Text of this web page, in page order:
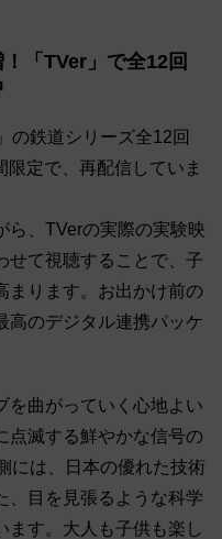
「TVer」で全12回
の鉄道シリーズ全12回
定で、再配信していま
ら、TVerの実際の実験映
せて視聴することで、子
まります。お出かけ前の
高のデジタル連携パッケ
を曲がっていく心地よい
点滅する鮮やかな信号の
には、日本の優れた技術
、目を見張るような科学
ます。大人も子供も楽し